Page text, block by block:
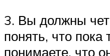
3. Вы должны
понять, что пока
понимаете, что